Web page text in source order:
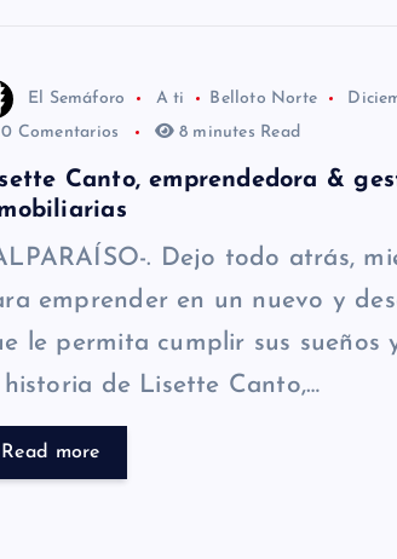
El Semáforo A ti Belloto Norte
0 Comentarios
8 minutes Read
Canto, emprendedora &
. Dejo todo atrás,
emprender en un nuevo y
le permita cumplir sus sueños
de Lisette Canto,…
Read more